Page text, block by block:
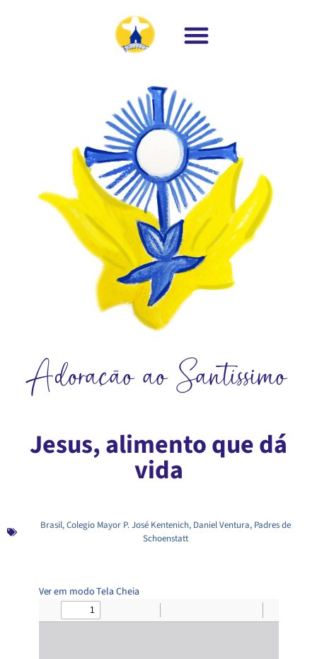
Adoração ao Santíssimo
Jesus, alimento que dá
vida
Brasil,Colegio Mayor P. José Kentenich, Daniel Ventura, Padres de
Schoenstatt
Ver em modo Tela Cheia